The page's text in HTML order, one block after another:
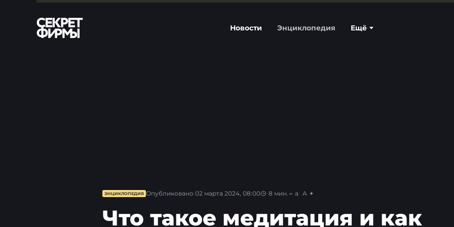
Ещё
Новости Энциклопедия
ЭНЦИКЛОПЕДИЯ Опубликовано 02 марта 2024, 08:00 8 мин. a A
Что такое медитация и как